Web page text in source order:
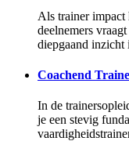
Als trainer impact
deelnemers
diepgaand
Coachend
In de
je een stevig